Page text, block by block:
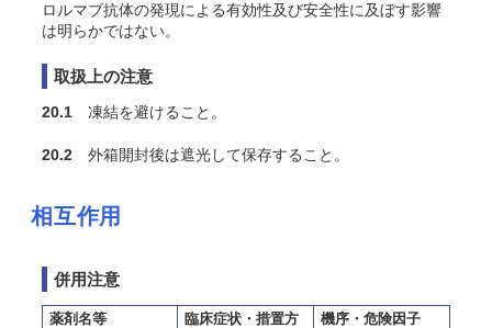
ロルマブ抗体の発現による有効性及び安全性に及ぼす影響
は明らかではない。
取扱上の注意
20.1 凍結を避けること。
20.2 外箱開封後は遮光して保存すること。
相互作用
併用注意
薬剤名等
臨床症状・措置方
機序・危険因子